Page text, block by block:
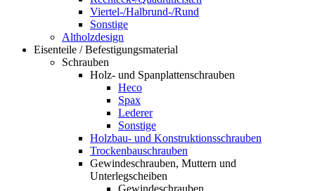
Viertel-/Halbrund-/Rund
Sonstige
Altholzdesign
Eisenteile / Befestigungsmaterial
Schrauben
Holz- und Spanplattenschrauben
Heco
Spax
Lederer
Sonstige
Holzbau- und Konstruktionsschrauben
Trockenbauschrauben
Gewindeschrauben, Muttern und
Unterlegscheiben